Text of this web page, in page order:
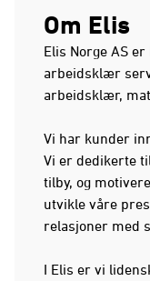
Om Elis
Elis Norge AS
arbeidsklær
arbeidsklær,
Vi har kunder
Vi er dedikerte
tilby, og
utvikle våre
relasjoner med
I Elis er vi